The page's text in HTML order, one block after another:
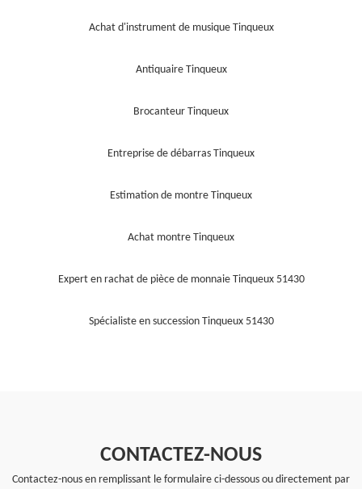
Achat d'instrument de musique Tinqueux
Antiquaire Tinqueux
Brocanteur Tinqueux
Entreprise de débarras Tinqueux
Estimation de montre Tinqueux
Achat montre Tinqueux
Expert en rachat de pièce de monnaie Tinqueux 51430
Spécialiste en succession Tinqueux 51430
CONTACTEZ-NOUS
Contactez-nous en remplissant le formulaire ci-dessous ou directement par